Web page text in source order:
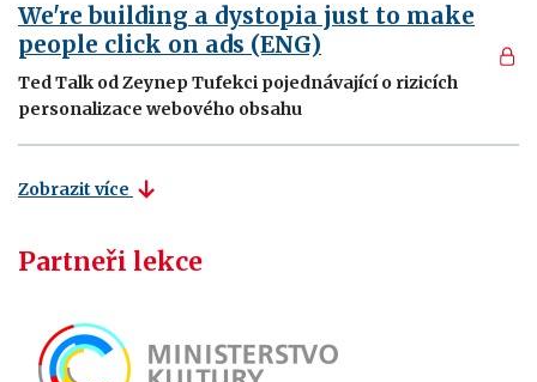
We're building a dystopia just to make
people click on ads (ENG)
Ted Talk od Zeynep Tufekci pojednávající o rizicích
personalizace webového obsahu
Zobrazit více
Partneři lekce